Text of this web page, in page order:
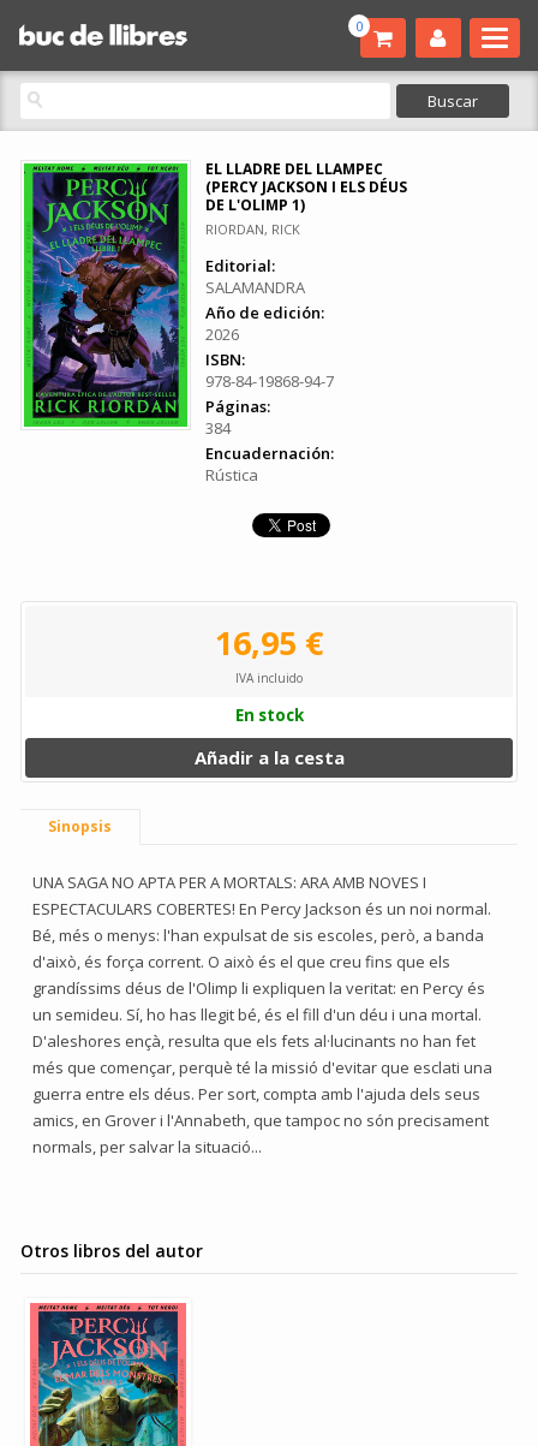
0
EL LLADRE DEL LLAMPEC
(PERCY JACKSON I ELS DÉUS
DE L'OLIMP 1)
RIORDAN, RICK
Editorial:
SALAMANDRA
Año de edición:
2026
ISBN:
978-84-19868-94-7
Páginas:
384
Encuadernación:
Rústica
16,95 €
IVA incluido
En stock
Añadir a la cesta
Sinopsis
UNA SAGA NO APTA PER A MORTALS: ARA AMB NOVES I
ESPECTACULARS COBERTES! En Percy Jackson és un noi normal.
Bé, més o menys: l'han expulsat de sis escoles, però, a banda
d'això, és força corrent. O això és el que creu fins que els
grandíssims déus de l'Olimp li expliquen la veritat: en Percy és
un semideu. Sí, ho has llegit bé, és el fill d'un déu i una mortal.
D'aleshores ençà, resulta que els fets al·lucinants no han fet
més que començar, perquè té la missió d'evitar que esclati una
guerra entre els déus. Per sort, compta amb l'ajuda dels seus
amics, en Grover i l'Annabeth, que tampoc no són precisament
normals, per salvar la situació...
Otros libros del autor